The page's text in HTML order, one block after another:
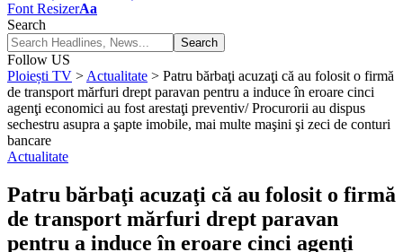
Font ResizerAa
Search
Follow US
Ploiești TV > Actualitate > Patru bărbaţi acuzaţi că au folosit o firmă
de transport mărfuri drept paravan pentru a induce în eroare cinci
agenţi economici au fost arestaţi preventiv/ Procurorii au dispus
sechestru asupra a şapte imobile, mai multe maşini şi zeci de conturi
bancare
Actualitate
Patru bărbaţi acuzaţi că au folosit o firmă
de transport mărfuri drept paravan
pentru a induce în eroare cinci agenţi